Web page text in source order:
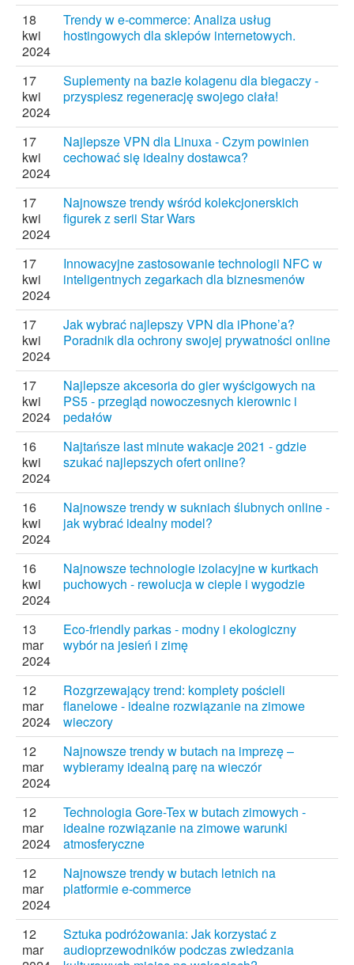
18
kwi
2024
Trendy w e-commerce: Analiza usług
hostingowych dla sklepów internetowych.
17
kwi
2024
Suplementy na bazie kolagenu dla biegaczy -
przyspiesz regenerację swojego ciała!
17
kwi
2024
Najlepsze VPN dla Linuxa - Czym powinien
cechować się idealny dostawca?
17
kwi
2024
Najnowsze trendy wśród kolekcjonerskich
figurek z serii Star Wars
17
kwi
2024
Innowacyjne zastosowanie technologii NFC w
inteligentnych zegarkach dla biznesmenów
17
kwi
2024
Jak wybrać najlepszy VPN dla iPhone’a?
Poradnik dla ochrony swojej prywatności online
17
kwi
2024
Najlepsze akcesoria do gier wyścigowych na
PS5 - przegląd nowoczesnych kierownic i
pedałów
16
kwi
2024
Najtańsze last minute wakacje 2021 - gdzie
szukać najlepszych ofert online?
16
kwi
2024
Najnowsze trendy w sukniach ślubnych online -
jak wybrać idealny model?
16
kwi
2024
Najnowsze technologie izolacyjne w kurtkach
puchowych - rewolucja w cieple i wygodzie
13
mar
2024
Eco-friendly parkas - modny i ekologiczny
wybór na jesień i zimę
12
mar
2024
Rozgrzewający trend: komplety pościeli
flanelowe - idealne rozwiązanie na zimowe
wieczory
12
mar
2024
Najnowsze trendy w butach na imprezę –
wybieramy idealną parę na wieczór
12
mar
2024
Technologia Gore-Tex w butach zimowych -
idealne rozwiązanie na zimowe warunki
atmosferyczne
12
mar
2024
Najnowsze trendy w butach letnich na
platformie e-commerce
12
mar
Sztuka podróżowania: Jak korzystać z
audioprzewodników podczas zwiedzania